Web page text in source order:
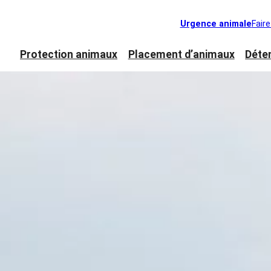
Urgence animale
Protection animaux Placement d’animaux